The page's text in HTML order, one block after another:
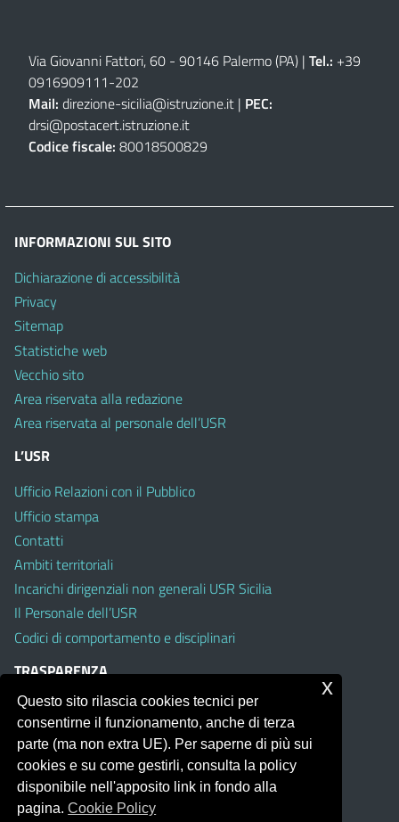
Via Giovanni Fattori, 60 - 90146 Palermo (PA) | Tel.: +39
0916909111-202
Mail: direzione-sicilia@istruzione.it | PEC:
drsi@postacert.istruzione.it
Codice fiscale: 80018500829
INFORMAZIONI SUL SITO
Dichiarazione di accessibilità
Privacy
Sitemap
Statistiche web
Vecchio sito
Area riservata alla redazione
Area riservata al personale dell’USR
L’USR
Ufficio Relazioni con il Pubblico
Ufficio stampa
Contatti
Ambiti territoriali
Incarichi dirigenziali non generali USR Sicilia
Il Personale dell’USR
Codici di comportamento e disciplinari
TRASPARENZA
Albo on line
Amministrazione Trasparente
Pubblici proclami
PTPCT per le Istituzioni scolastiche della Sicilia
Whistleblowing
Questo sito rilascia cookies tecnici per
consentirne il funzionamento, anche di terza
parte (ma non extra UE). Per saperne di più sui
cookies e su come gestirli, consulta la policy
disponibile nell'apposito link in fondo alla
pagina.Cookie Policy
x